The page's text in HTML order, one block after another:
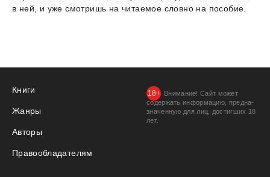
в ней, и уже смотришь на читаемое словно на пособие.
Книги
Жанры
Авторы
Правообладателям
Внимание! Сайт может
содержать информацию, предна­
значенную для лиц, дости­гших 18
лет.